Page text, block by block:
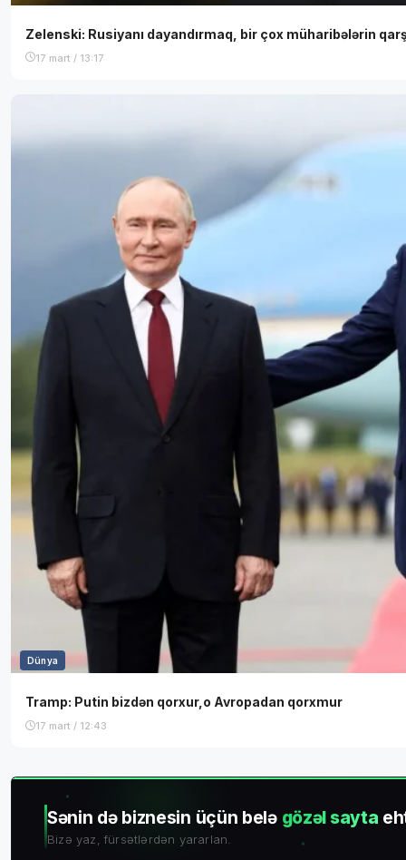
Zelenski: Rusiyanı dayandırmaq, bir çox müharibələrin
17 mart / 13:17
Dünya
Tramp: Putin bizdən qorxur,o Avropadan qorxmur
17 mart / 12:43
Sənin də biznesin üçün belə gözəl sayta
Bizə yaz, fürsətlərdən yararlan.